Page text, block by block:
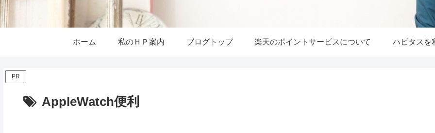
ホーム 私のＨＰ案内 ブログトップ 楽天のポイントサービスについて ハピタスを
PR
AppleWatch便利